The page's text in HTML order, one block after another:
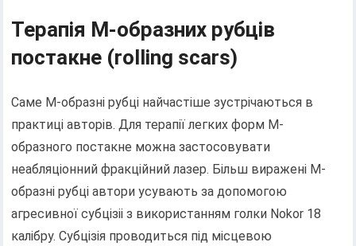
Терапія М-образних рубців
постакне (rolling scars)
Саме М-образні рубці найчастіше зустрічаються в
практиці авторів. Для терапії легких форм М-
образного постакне можна застосовувати
неабляціонний фракційний лазер. Більш виражені М-
образні рубці автори усувають за допомогою
агресивної субцізіі з використанням голки Nokor 18
калібру. Субцізія проводиться під місцевою